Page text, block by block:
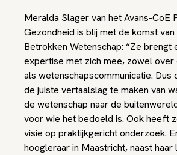
Meralda Slager van het Avans-CoE
Gezondheid is blij met de komst
Betrokken Wetenschap: “Ze brengt
expertise met zich mee, zowel over
als wetenschapscommunicatie. Dus
de juiste vertaalslag te maken van
de wetenschap naar de
voor wie het bedoeld is. Ook heeft
visie op praktijkgericht onderzoek.
hoogleraar in Maastricht, naast haar